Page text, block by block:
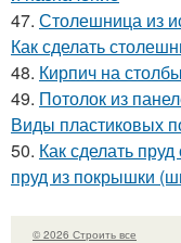
47. Столешница из
Как сделать
48. Кирпич на
49. Потолок из
Виды пластиковых
50. Как сделать
пруд из покрышки
© 2026 Строить все